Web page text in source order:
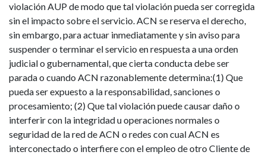
violación AUP de modo que tal violación pueda ser corregida
sin el impacto sobre el servicio. ACN se reserva el derecho,
sin embargo, para actuar inmediatamente y sin aviso para
suspender o terminar el servicio en respuesta a una orden
judicial o gubernamental, que cierta conducta debe ser
parada o cuando ACN razonablemente determina:(1) Que
pueda ser expuesto a la responsabilidad, sanciones o
procesamiento; (2) Que tal violación puede causar daño o
interferir con la integridad u operaciones normales o
seguridad de la red de ACN o redes con cual ACN es
interconectado o interfiere con el empleo de otro Cliente de